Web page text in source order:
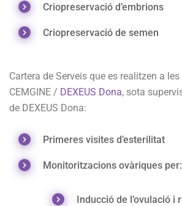
Criopreservació d’embrions
Criopreservació de semen
Cartera de Serveis que es realitzen a
CEMGINE / DEXEUS Dona, sota
de DEXEUS Dona:
Primeres visites d’esterilitat
Monitoritzacions ovàriques per:
Inducció de l’ovulació i